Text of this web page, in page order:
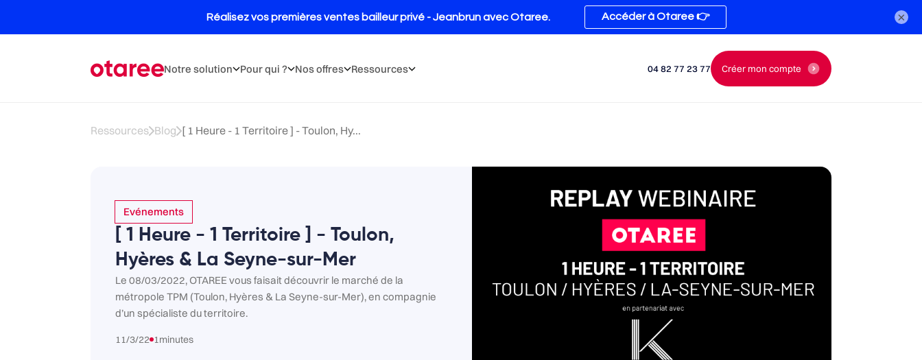
Notre solution Pour qui ? Nos offres Ressources 04 82 77 23 77 Créer mon compte
Ressources Blog [ 1 Heure - 1 Territoire ] - Toulon, Hy...
Evénements
[ 1 Heure - 1 Territoire ] - Toulon,
Hyères & La Seyne-sur-Mer
Le 08/03/2022, OTAREE vous faisait découvrir le marché de la
métropole TPM (Toulon, Hyères & La Seyne-sur-Mer), en compagnie
d’un spécialiste du territoire.
11/3/22 1minutes
×